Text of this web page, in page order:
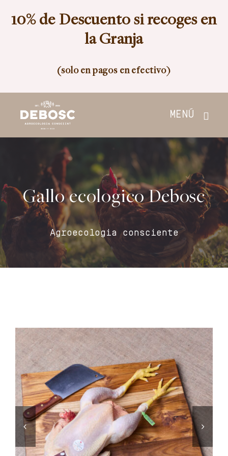
10% de Descuento si recoges en
la Granja
(solo en pagos en efectivo)
MENÚ
Nosotros
Carrito
Español
Gallo ecologico Debosc
Agroecologia consciente
 